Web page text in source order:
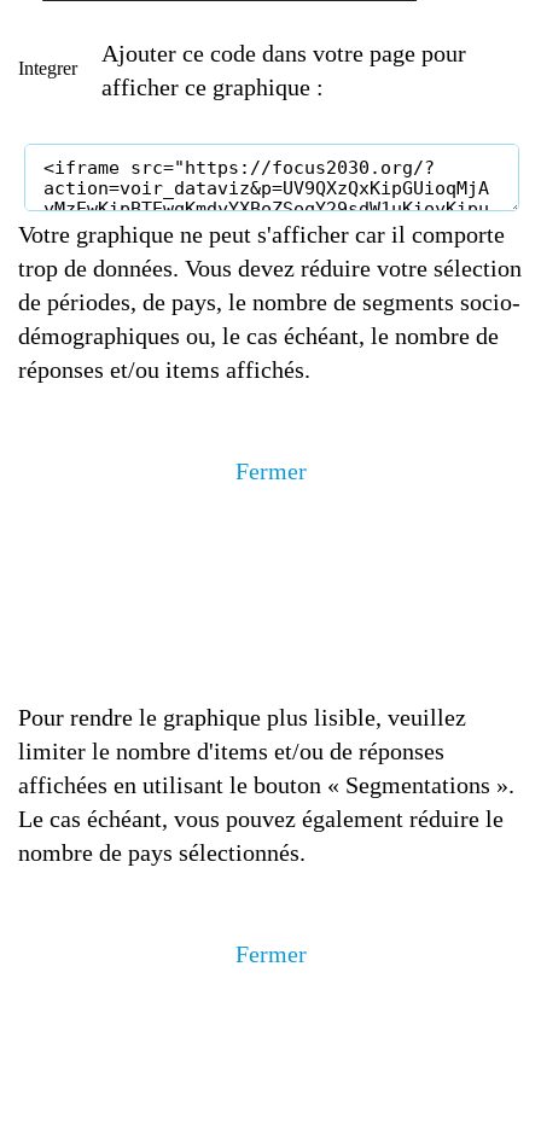
Integrer
Ajouter ce code dans votre page pour
afficher ce graphique :
Votre graphique ne peut s'afficher car il comporte
trop de données. Vous devez réduire votre sélection
de périodes, de pays, le nombre de segments socio-
démographiques ou, le cas échéant, le nombre de
réponses et/ou items affichés.
Fermer
Pour rendre le graphique plus lisible, veuillez
limiter le nombre d'items et/ou de réponses
affichées en utilisant le bouton « Segmentations ».
Le cas échéant, vous pouvez également réduire le
nombre de pays sélectionnés.
Fermer